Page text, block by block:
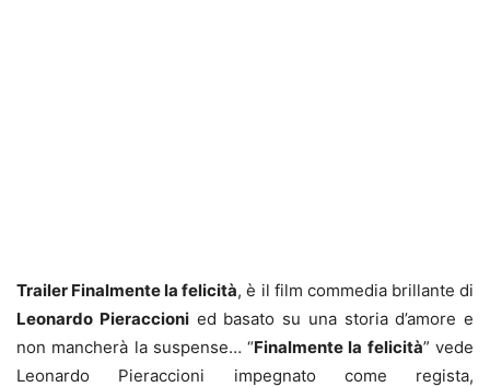
Trailer Finalmente la felicità, è il film commedia brillante di
Leonardo Pieraccionied basato su una storia d’amore e
non mancherà la suspense… “Finalmente la felicità” vede
Leonardo Pieraccioni impegnato come regista,